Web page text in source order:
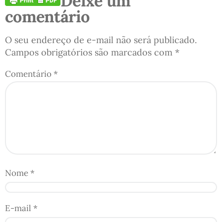
comentário
O seu endereço de e-mail não será publicado.
Campos obrigatórios são marcados com *
Comentário*
Nome*
E-mail *